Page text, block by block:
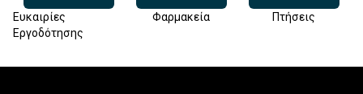
Ευκαιρίες
Εργοδότησης
Φαρμακεία Πτήσεις